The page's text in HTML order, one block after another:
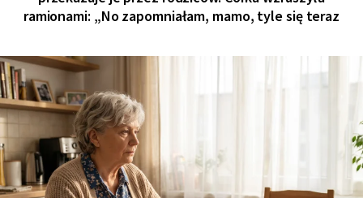
ramionami: „No zapomniałam, mamo, tyle się teraz